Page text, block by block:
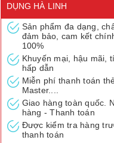
DỤNG HÀ LINH
Sản phẩm đa dạng,
đảm bảo, cam kết
100%
Khuyến mại, hậu mãi,
hấp dẫn
Miễn phí thanh toán
Master....
Giao hàng toàn quốc.
hàng - Thanh toán
Được kiểm tra hàng
thanh toán